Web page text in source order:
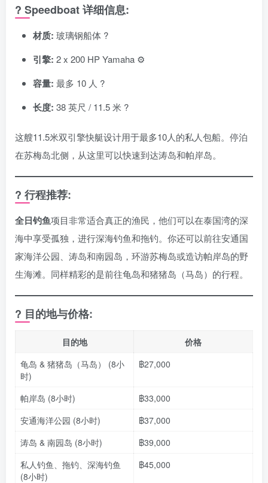
? Speedboat 详细信息:
材质: 玻璃钢船体 ?️
引擎: 2 x 200 HP Yamaha ⚙️
容量: 最多 10 人 ?
长度: 38 英尺 / 11.5 米 ?
这艘11.5米双引擎快艇设计用于最多10人的私人包船。停泊
在苏梅岛北侧，从这里可以快速到达涛岛和帕岸岛。
? 行程推荐:
全日钓鱼项目非常适合真正的渔民，他们可以在泰国湾的深
海中享受孤独，进行深海钓鱼和拖钓。你还可以前往安通国
家海洋公园、涛岛和南园岛，环游苏梅岛或造访帕岸岛的野
生海滩。同样精彩的是前往龟岛和猪猪岛（马岛）的行程。
? 目的地与价格:
目的地
价格
龟岛 & 猪猪岛（马岛） (8小
时)
฿27,000
帕岸岛 (8小时)
฿33,000
安通海洋公园 (8小时)
฿37,000
涛岛 & 南园岛 (8小时)
฿39,000
私人钓鱼、拖钓、深海钓鱼
(8小时)
฿45,000